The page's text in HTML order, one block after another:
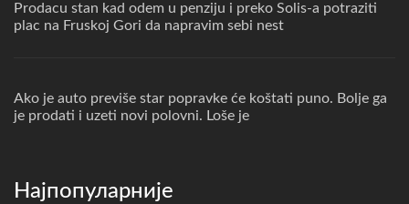
Prodacu stan kad odem u penziju i preko Solis-a potraziti
plac na Fruskoj Gori da napravim sebi nest
Ako je auto previše star popravke će koštati puno. Bolje ga
je prodati i uzeti novi polovni. Loše je
Најпопуларније